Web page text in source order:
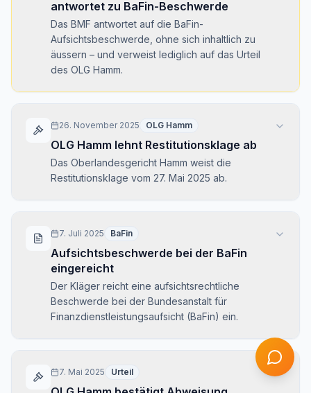
antwortet zu BaFin-Beschwerde
Das BMF antwortet auf die BaFin-
Aufsichtsbeschwerde, ohne sich inhaltlich zu
äussern – und verweist lediglich auf das Urteil
des OLG Hamm.
26. November 2025 OLG Hamm
OLG Hamm lehnt Restitutionsklage ab
Das Oberlandesgericht Hamm weist die
Restitutionsklage vom 27. Mai 2025 ab.
7. Juli 2025 BaFin
Aufsichtsbeschwerde bei der BaFin
eingereicht
Der Kläger reicht eine aufsichtsrechtliche
Beschwerde bei der Bundesanstalt für
Finanzdienstleistungsaufsicht (BaFin) ein.
7. Mai 2025 Urteil